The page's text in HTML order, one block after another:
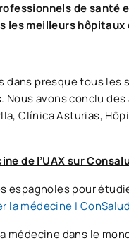
de santé
les meilleurs hôpitaux
dans presque tous
avons conclu
Clínica Asturias,
de l’UAX sur
espagnoles pour
la médecine | ConSalud
dans le